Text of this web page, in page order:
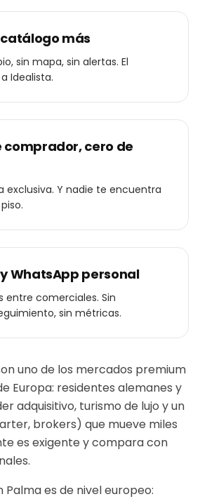
más
sin mapa, sin alertas. El
Idealista.
comprador, cero de
exclusiva. Y nadie te encuentra
y WhatsApp personal
entre comerciales. Sin
sin métricas.
uno de los mercados premium
Europa: residentes alemanes y
adquisitivo, turismo de lujo y un
brokers) que mueve miles
es exigente y compara con
es de nivel europeo: